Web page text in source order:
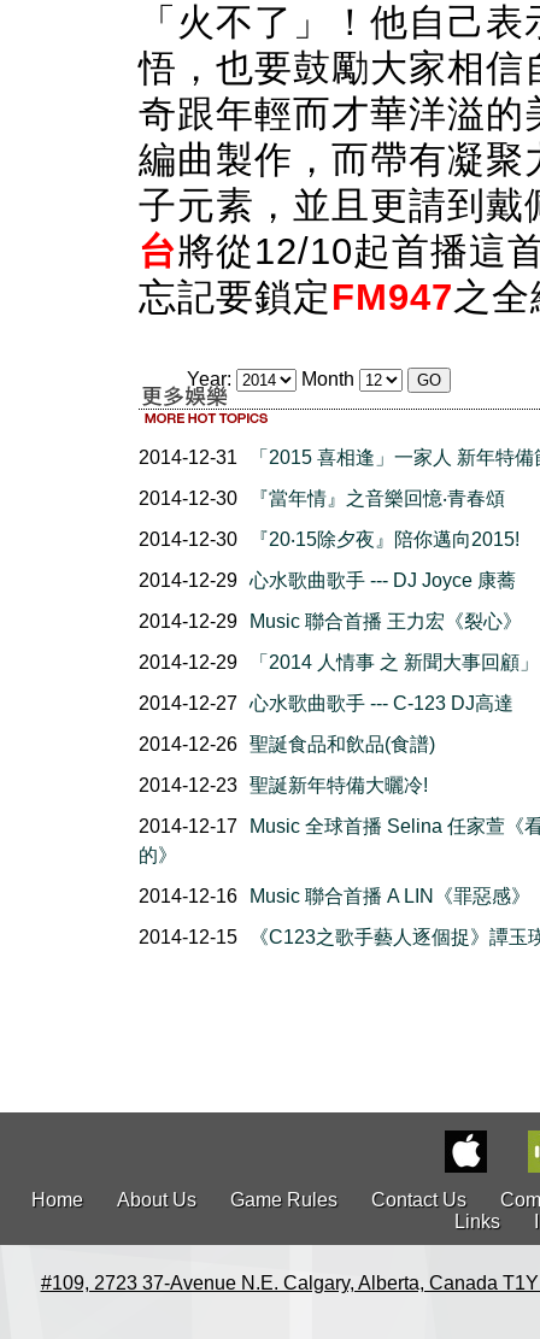
「火不了」！他自己
悟，也要鼓勵大家相
奇跟年輕而才華洋溢
編曲製作，而帶有凝
子元素，並且更請到戴
台將從12/10起首播這
忘記要鎖定FM947之
Year: Month
2014-12-31
「2015 喜相逢」一家人 新年特備
2014-12-30
『當年情』之音樂回憶‧青春頌
2014-12-30
『20‧15除夕夜』陪你邁向2015!
2014-12-29 心水歌曲歌手 --- DJ Joyce 康蕎
2014-12-29
Music 聯合首播 王力宏《裂心》
2014-12-29
「2014 人情事 之 新聞大事回顧」
2014-12-27 心水歌曲歌手 --- C-123 DJ高達
2014-12-26 聖誕食品和飲品(食譜)
2014-12-23 聖誕新年特備大曬冷!
2014-12-17
Music 全球首播 Selina 任家萱《
的》
2014-12-16
Music 聯合首播 A LIN《罪惡感》
2014-12-15
《C123之歌手藝人逐個捉》譚玉
Home About Us Game Rules Contact Us
Links
#109, 2723 37-Avenue N.E. Calgary, Alberta, Canada